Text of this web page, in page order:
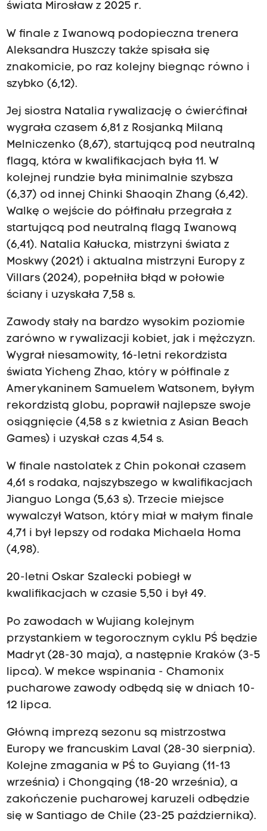
świata Mirosław z 2025 r.
W finale z Iwanową podopieczna trenera
Aleksandra Huszczy także spisała się
znakomicie, po raz kolejny biegnąc równo i
szybko (6,12).
Jej siostra Natalia rywalizację o ćwierćfinał
wygrała czasem 6,81 z Rosjanką Milaną
Melniczenko (8,67), startującą pod neutralną
flagą, która w kwalifikacjach była 11. W
kolejnej rundzie była minimalnie szybsza
(6,37) od innej Chinki Shaoqin Zhang (6,42).
Walkę o wejście do półfinału przegrała z
startującą pod neutralną flagą Iwanową
(6,41). Natalia Kałucka, mistrzyni świata z
Moskwy (2021) i aktualna mistrzyni Europy z
Villars (2024), popełniła błąd w połowie
ściany i uzyskała 7,58 s.
Zawody stały na bardzo wysokim poziomie
zarówno w rywalizacji kobiet, jak i mężczyzn.
Wygrał niesamowity, 16-letni rekordzista
świata Yicheng Zhao, który w półfinale z
Amerykaninem Samuelem Watsonem, byłym
rekordzistą globu, poprawił najlepsze swoje
osiągnięcie (4,58 s z kwietnia z Asian Beach
Games) i uzyskał czas 4,54 s.
W finale nastolatek z Chin pokonał czasem
4,61 s rodaka, najszybszego w kwalifikacjach
Jianguo Longa (5,63 s). Trzecie miejsce
wywalczył Watson, który miał w małym finale
4,71 i był lepszy od rodaka Michaela Homa
(4,98).
20-letni Oskar Szalecki pobiegł w
kwalifikacjach w czasie 5,50 i był 49.
Po zawodach w Wujiang kolejnym
przystankiem w tegorocznym cyklu PŚ będzie
Madryt (28-30 maja), a następnie Kraków (3-5
lipca). W mekce wspinania - Chamonix
pucharowe zawody odbędą się w dniach 10-
12 lipca.
Główną imprezą sezonu są mistrzostwa
Europy we francuskim Laval (28-30 sierpnia).
Kolejne zmagania w PŚ to Guyiang (11-13
września) i Chongqing (18-20 września), a
zakończenie pucharowej karuzeli odbędzie
się w Santiago de Chile (23-25 października).